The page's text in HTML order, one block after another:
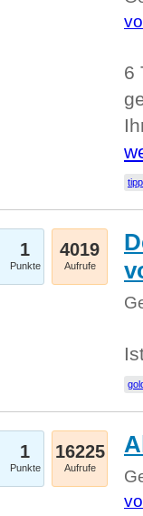
6
1
Punkte
4019
Aufrufe
1
Punkte
16225
Aufrufe